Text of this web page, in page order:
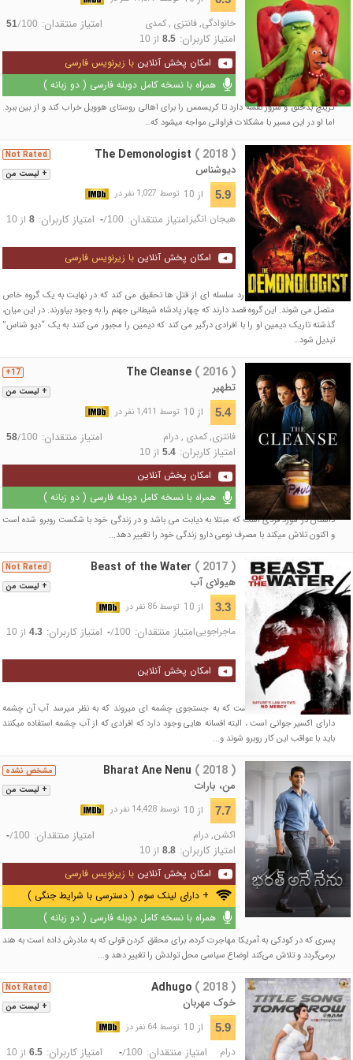
خانوادگی,فانتزی ,کمدی امتیاز منتقدان: 51/100
امتیاز کاربران: 8.5از 10
امکان پخش آنلاین با زیرنویس فارسی
همراه با نسخه کامل دوبله فارسی ( دو زبانه )
گرینچ بدخلق و شرور نقشه دارد تا کریسمس را برای اهالی روستای هوویل خراب کند و از بین ببرد.
اما او در این مسیر با مشکلات فراوانی مواجه می‎شود که…
+ لیست من
Not Rated The Demonologist ( 2018 )
دیوشناس
5.9 از 10 توسط 1,027 نفر در
هیجان انگیز امتیاز منتقدان: -/100 امتیاز کاربران: 8از 10
امکان پخش آنلاین با زیرنویس فارسی
کارآگاه دیمین سراف در مورد سلسله ای از قتل ها تحقیق می کند که در نهایت به یک گروه خاص
متصل می شوند. این گروه قصد دارند که چهار پادشاه شیطانی جهنم را به وجود بیاورند. در این میان،
گذشته تاریک دیمین او را با افرادی درگیر می کند که دیمین را مجبور می کنند به یک “دیو شناس”
تبدیل شود…
+ لیست من
17+ The Cleanse ( 2016 )
تطهیر
5.4 از 10 توسط 1,411 نفر در
فانتزی,کمدی ,درام امتیاز منتقدان: 58/100
امتیاز کاربران: 5.4از 10
امکان پخش آنلاین
همراه با نسخه کامل دوبله فارسی ( دو زبانه )
داستان در مورد فردی است که مبتلا به دیابت می باشد و در زندگی خود با شکست روبرو شده است
و اکنون تلاش میکند با مصرف نوعی دارو زندگی خود را تغییر دهد...
+ لیست من
Not Rated Beast of the Water ( 2017 )
هیولای آب
3.3 از 10 توسط 86 نفر در
ماجراجوییامتیاز منتقدان: -/100 امتیاز کاربران: 4.3از 10
امکان پخش آنلاین
داستان در مورد گروهی است که به جستجوی چشمه ای میروند که به نظر میرسد آب آن چشمه
دارای اکسیر جوانی است ، البته افسانه هایی وجود دارد که افرادی که از آب چشمه استفاده میکنند
باید با عواقب این کار روبرو شوند و...
+ لیست من
مشخص نشده Bharat Ane Nenu ( 2018 )
من، بارات
7.7 از 10 توسط 14,428 نفر در
اکشن, درام امتیاز منتقدان: -/100
امتیاز کاربران: 8.8از 10
امکان پخش آنلاین با زیرنویس فارسی
+ دارای لینک سوم ( دسترسی با شرایط جنگی )
همراه با نسخه کامل دوبله فارسی ( دو زبانه )
پسری که در کودکی به آمریکا مهاجرت کرده، برای محقق کردن قولی که به مادرش داده است به هند
برمی‌گردد و تلاش می‌کند اوضاع سیاسی محل تولدش را تغییر دهد و...
+ لیست من
Not Rated Adhugo ( 2018 )
خوک مهربان
5.9 از 10 توسط 64 نفر در
درام امتیاز منتقدان: -/100 امتیاز کاربران: 6.5از 10